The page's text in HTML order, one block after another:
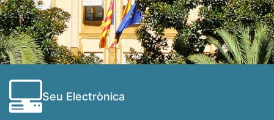
Seu Electrònica